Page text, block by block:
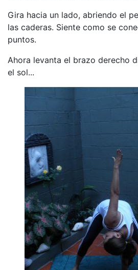
Gira hacia un lado, abriendo el
las caderas. Siente como se
puntos.
Ahora levanta el brazo derecho
el sol...